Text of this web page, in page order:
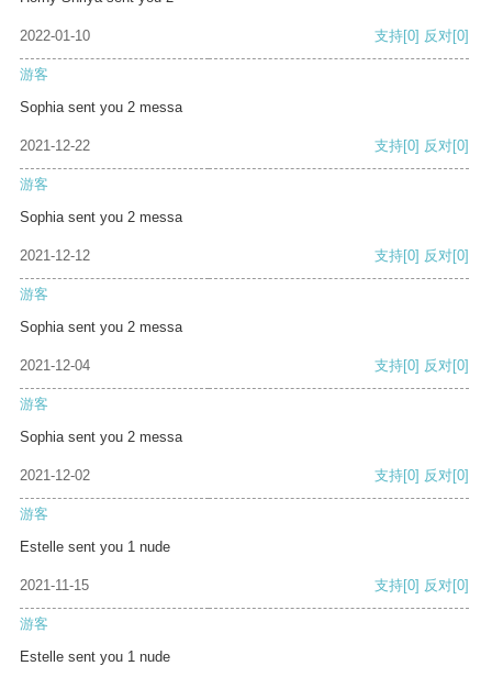
2022-01-10 支持[0] 反对[0]
游客
Sophia sent you 2 messa
2021-12-22 支持[0] 反对[0]
游客
Sophia sent you 2 messa
2021-12-12 支持[0] 反对[0]
游客
Sophia sent you 2 messa
2021-12-04 支持[0] 反对[0]
游客
Sophia sent you 2 messa
2021-12-02 支持[0] 反对[0]
游客
Estelle sent you 1 nude
2021-11-15 支持[0] 反对[0]
游客
Estelle sent you 1 nude